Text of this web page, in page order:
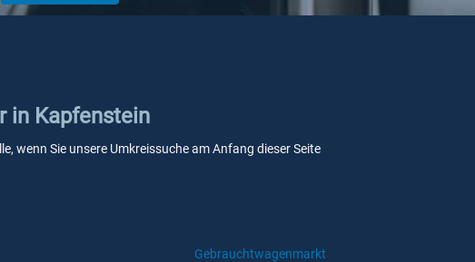
in Kapfenstein
wenn Sie unsere Umkreissuche am Anfang dieser Seite
Gebrauchtwagenmarkt